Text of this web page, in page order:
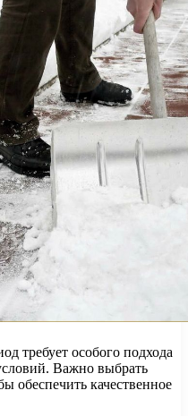
требует особого подхода
Важно выбрать
обеспечить качественное